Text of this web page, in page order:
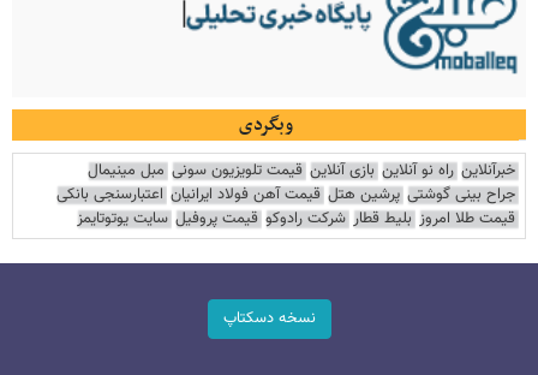
وبگردی
خبرآنلاین راه نو آنلاین بازی آنلاین قیمت تلویزیون سونی مبل مینیمال
جراح بینی گوشتی پرشین هتل قیمت آهن فولاد ایرانیان اعتبارسنجی بانکی
قیمت طلا امروز بلیط قطار شرکت رادوکو قیمت پروفیل سایت یوتوتایمز
نسخه دسکتاپ